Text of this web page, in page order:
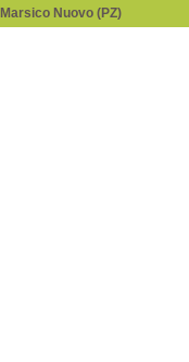
Nuovo (PZ)